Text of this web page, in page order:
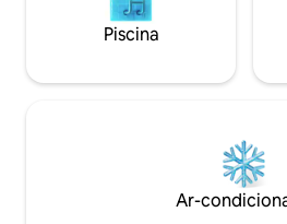
Piscina
Ar-